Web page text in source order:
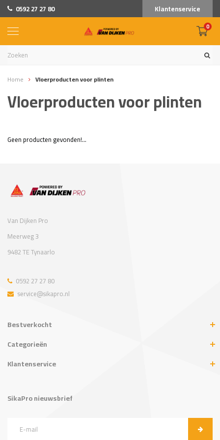
0592 27 27 80 Klantenservice
0
Home Vloerproducten voor plinten
Vloerproducten voor plinten
Geen producten gevonden!...
Van Dijken Pro
Meerweg 3
9482 TE Tynaarlo
0592 27 27 80
service@sikapro.nl
Bestverkocht
Categorieën
Klantenservice
SikaPro nieuwsbrief